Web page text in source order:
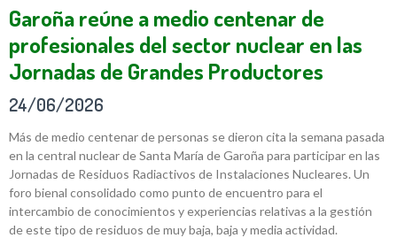
Garoña reúne a medio centenar de
profesionales del sector nuclear en las
Jornadas de Grandes Productores
24/06/2026
Más de medio centenar de personas se dieron cita la semana pasada
en la central nuclear de Santa María de Garoña para participar en las
Jornadas de Residuos Radiactivos de Instalaciones Nucleares. Un
foro bienal consolidado como punto de encuentro para el
intercambio de conocimientos y experiencias relativas a la gestión
de este tipo de residuos de muy baja, baja y media actividad.